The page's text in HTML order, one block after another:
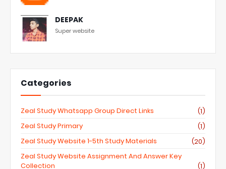
DEEPAK
Super website
Categories
Zeal Study Whatsapp Group Direct Links
(1)
Zeal Study Primary
(1)
Zeal Study Website 1-5th Study Materials
(20)
Zeal Study Website Assignment And Answer Key
Collection
(1)